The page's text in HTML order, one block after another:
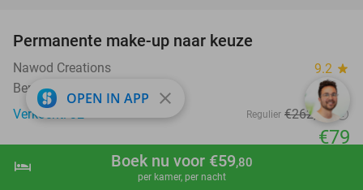
shopping_cart Boek nu
hotel Boek nu voor €59,80
per kamer, per nacht
Permanente make-up naar keuze
Nawod Creations 9.2 star
Bergen op Zoom
Verkocht: 32
Regulier €262 ,50
€79
OPEN IN APP close